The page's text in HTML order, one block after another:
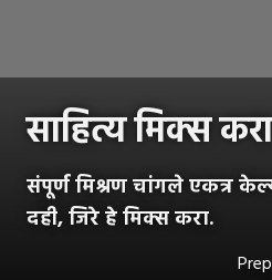
साहित्य मिक्स करा
संपूर्ण मिश्रण चांगले एकत्र
दही, जिरे हे मिक्स करा.